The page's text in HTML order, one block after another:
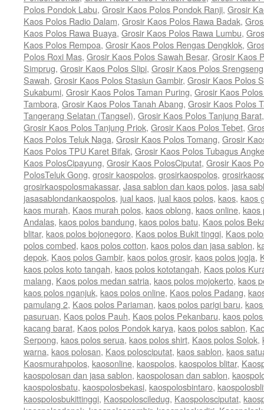
Polos Pondok Labu, Grosir Kaos Polos Pondok Ranji, Grosir
Kaos Polos Radio Dalam, Grosir Kaos Polos Rawa Badak,
Kaos Polos Rawa Buaya, Grosir Kaos Polos Rawa Lumbu,
Kaos Polos Rempoa, Grosir Kaos Polos Rengas Dengklok,
Polos Roxi Mas, Grosir Kaos Polos Sawah Besar, Grosir Kaos
Simprug, Grosir Kaos Polos Slipi, Grosir Kaos Polos Srengseng
Sawah, Grosir Kaos Polos Stasiun Gambir, Grosir Kaos Polos
Sukabumi, Grosir Kaos Polos Taman Puring, Grosir Kaos
Tambora, Grosir Kaos Polos Tanah Abang, Grosir Kaos Polos
Tangerang Selatan (Tangsel), Grosir Kaos Polos Tanjung Barat
Grosir Kaos Polos Tanjung Priok, Grosir Kaos Polos Tebet,
Kaos Polos Teluk Naga, Grosir Kaos Polos Tomang, Grosir
Kaos Polos TPU Karet Bifak, Grosir Kaos Polos Tubagus Angke
Kaos PolosCipayung, Grosir Kaos PolosCiputat, Grosir Kaos
PolosTeluk Gong, grosir kaospolos, grosirkaospolos,
grosirkaospolosmakassar, Jasa sablon dan kaos polos, jasa
jasasablondankaospolos, jual kaos, jual kaos polos, kaos, kaos
kaos murah, Kaos murah polos, kaos oblong, kaos online, kaos
Andalas, kaos polos bandung, kaos polos batu, Kaos polos
blitar, kaos polos bojonegoro, Kaos polos Bukit tinggi, Kaos
polos combed, kaos polos cotton, kaos polos dan jasa sablon,
depok, Kaos polos Gambir, kaos polos grosir, kaos polos jogja,
kaos polos koto tangah, kaos polos kototangah, Kaos polos
malang, Kaos polos medan satria, kaos polos mojokerto, kaos
kaos polos nganjuk, kaos polos online, Kaos polos Padang,
pamulang 2, Kaos polos Pariaman, kaos polos parigi baru,
pasuruan, Kaos polos Pauh, Kaos polos Pekanbaru, kaos
kacang barat, Kaos polos Pondok karya, kaos polos sablon,
Serpong, kaos polos serua, kaos polos shirt, Kaos polos Solok,
warna, kaos polosan, Kaos polosciputat, kaos sablon, kaos
Kaosmurahpolos, kaosonline, kaospolos, kaospolos blitar,
kaospolosan dan jasa sablon, kaospolosan dan sablon,
kaospolosbatu, kaospolosbekasi, kaospolosbintaro,
kaospolosbukittinggi, Kaospolosciledug, Kaospolosciputat,